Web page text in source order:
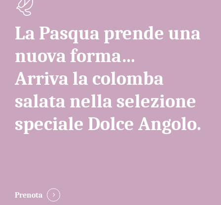
La Pasqua prende una
nuova forma…
Arriva la colomba
salata nella selezione
speciale Dolce Angolo.
Prenota